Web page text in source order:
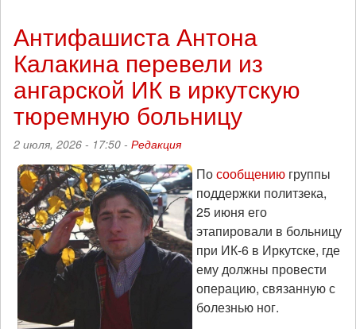
на
волне
неоконченной
Международному
месяцу
солидарности
и
просвещения
Антифашиста Антона
Калакина перевели из
ангарской ИК в иркутскую
тюремную больницу
2 июля, 2026 - 17:50 - Редакция
Посообщению группы
поддержки политзека,
25 июня его
этапировали в больницу
при ИК-6 в Иркутске, где
ему должны провести
операцию, связанную с
болезнью ног.